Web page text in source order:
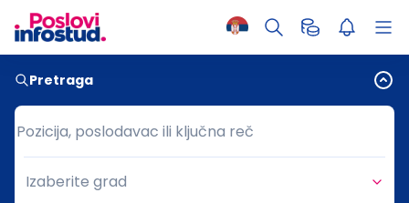
Pretraga
Pozicija, poslodavac ili ključna reč
Pozicija, poslodavac ili ključna reč
Grad
Izaberite grad